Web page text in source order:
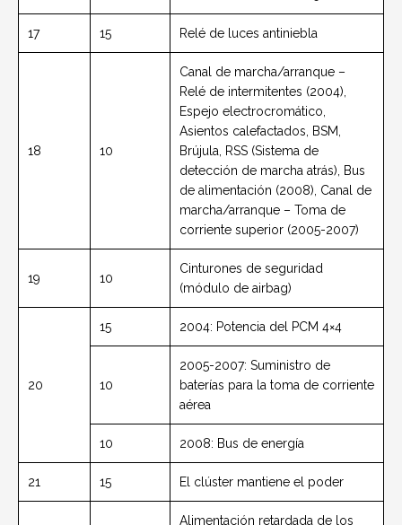
17 15 Relé de luces antiniebla
18 10
Canal de marcha/arranque –
Relé de intermitentes (2004),
Espejo electrocromático,
Asientos calefactados, BSM,
Brújula, RSS (Sistema de
detección de marcha atrás), Bus
de alimentación (2008), Canal de
marcha/arranque – Toma de
corriente superior (2005-2007)
19 10
Cinturones de seguridad
(módulo de airbag)
20
15 2004: Potencia del PCM 4×4
10
2005-2007: Suministro de
baterías para la toma de corriente
aérea
10 2008: Bus de energía
21 15 El clúster mantiene el poder
Alimentación retardada de los